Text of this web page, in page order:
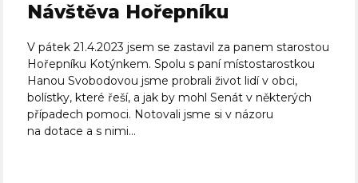
Návštěva Hořepníku
V pátek 21.4.2023 jsem se zastavil za panem starostou
Hořepníku Kotýnkem. Spolu s paní místostarostkou
Hanou Svobodovou jsme probrali život lidí v obci,
bolístky, které řeší, a jak by mohl Senát v některých
případech pomoci. Notovali jsme si v názoru
na dotace a s nimi...